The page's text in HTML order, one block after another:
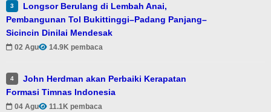
3
Longsor Berulang di Lembah Anai,
Pembangunan Tol Bukittinggi–Padang Panjang–
Sicincin Dinilai Mendesak
02 Agu 14.9K pembaca
4
John Herdman akan Perbaiki Kerapatan
Formasi Timnas Indonesia
04 Agu 11.1K pembaca